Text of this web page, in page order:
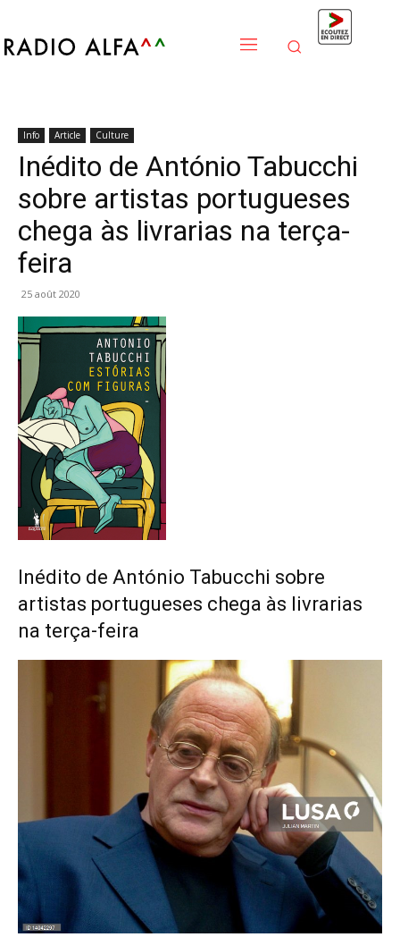
Info Article Culture
Inédito de António Tabucchi
sobre artistas portugueses
chega às livrarias na terça-
feira
25 août 2020
Inédito de António Tabucchi sobre
artistas portugueses chega às livrarias
na terça-feira